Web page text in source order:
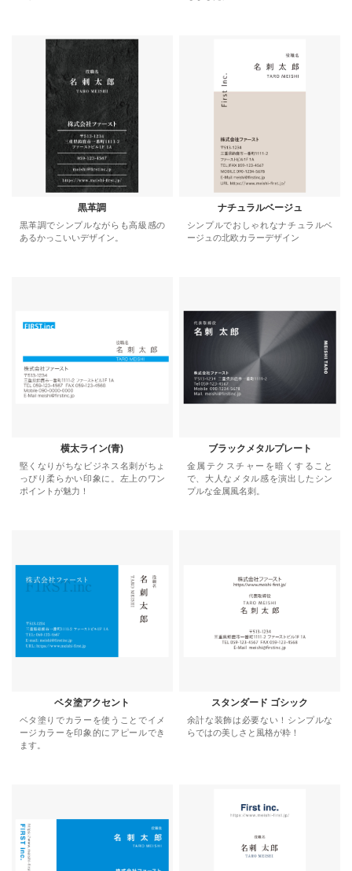
黒革調
黒革調でシンプルながらも高級感の
あるかっこいいデザイン。
ナチュラルベージュ
シンプルでおしゃれなナチュラルベ
ージュの北欧カラーデザイン
横太ライン(青)
堅くなりがちなビジネス名刺がちょ
っぴり柔らかい印象に。左上のワン
ポイントが魅力！
ブラックメタルプレート
金属テクスチャーを暗くすること
で、大人なメタル感を演出したシン
プルな金属風名刺。
ベタ塗アクセント
ベタ塗りでカラーを使うことでイメ
ージカラーを印象的にアピールでき
ます。
スタンダード ゴシック
余計な装飾は必要ない！シンプルな
らではの美しさと風格が粋！